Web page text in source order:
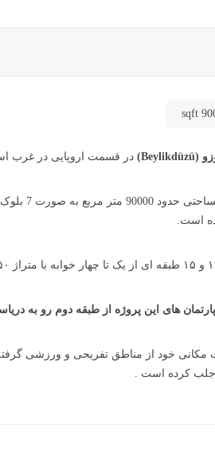
(Beylikdüzü) در قسمت اروپایی در غرب
است.
مکانی خود از مناطق تفریحی و ورزشی
جلب کرده است .